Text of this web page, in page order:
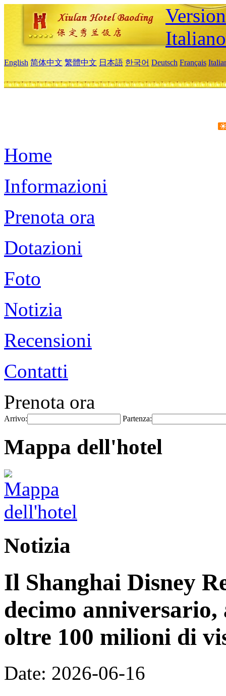
Italiano
English 简体中文 繁體中文 日本語 한국어 Deutsch Français
Home
Informazioni
Prenota ora
Dotazioni
Foto
Notizia
Recensioni
Contatti
Prenota ora
Arrivo: Partenza:
Mappa dell'hotel
Notizia
Il Shanghai Disney
decimo
oltre 100 milioni di
Date: 2026-06-16